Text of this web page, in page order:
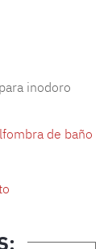
inodoro
de baño